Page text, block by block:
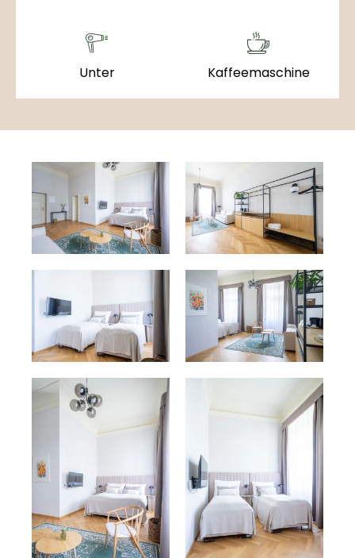
Unter Kaffeemaschine